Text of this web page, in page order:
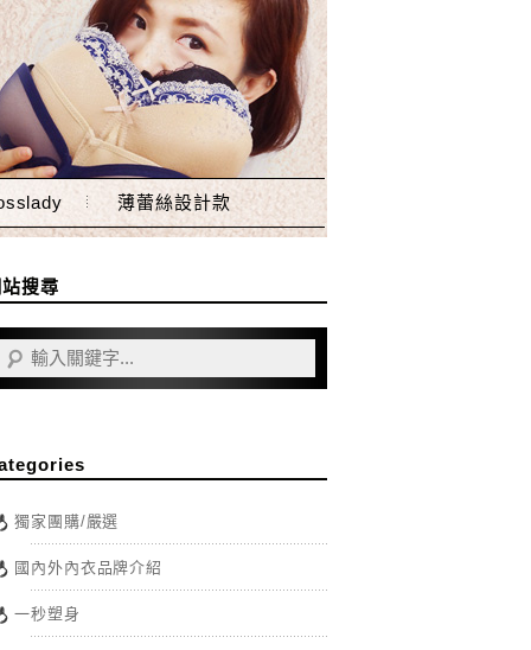
薄蕾絲設計款
搜尋
獨家團購/嚴選
國內外內衣品牌介紹
一秒塑身